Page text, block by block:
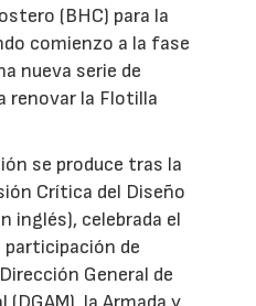
(BHC) para la
comienzo a la fase
nueva serie de
renovar la Flotilla
se produce tras la
Crítica del Diseño
inglés), celebrada el
participación de
General de